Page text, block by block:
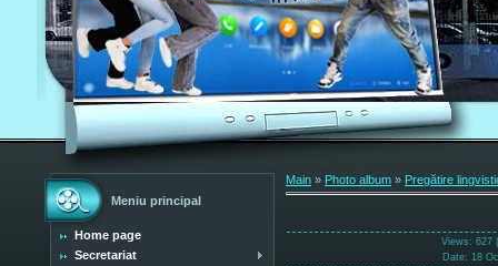
Meniu principal
Home page
Secretariat
Main » Photo album » Pregătire
Views: 627
Date: 18